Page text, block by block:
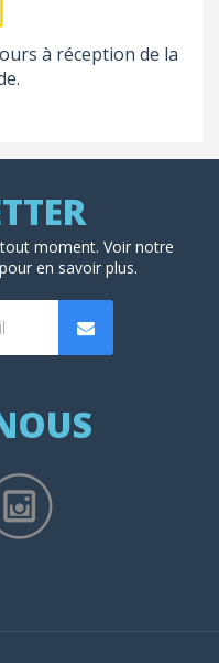
à réception de la
moment. Voir notre
pour en savoir plus.